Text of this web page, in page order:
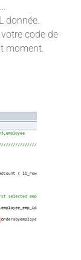
donnée.
code de
moment.